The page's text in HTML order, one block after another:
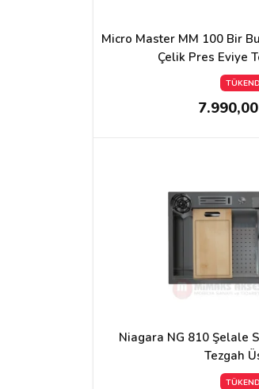
Micro Master MM 100 Bir
Çelik Pres Eviye
Niagara NG 810 Şelale
Tezgah